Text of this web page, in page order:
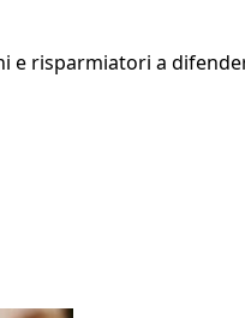
e risparmiatori a